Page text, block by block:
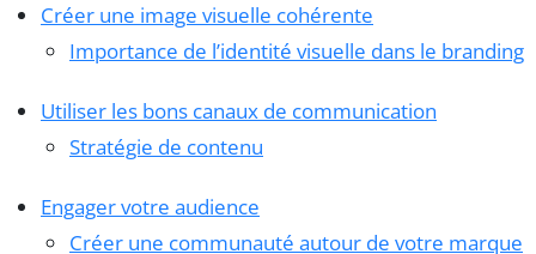
Créer une image visuelle cohérente
Importance de l’identité visuelle dans le branding
Utiliser les bons canaux de communication
Stratégie de contenu
Engager votre audience
Créer une communauté autour de votre marque